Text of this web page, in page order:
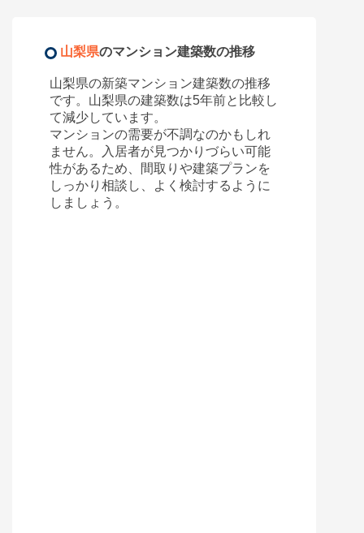
山梨県のマンション建築数の推移
山梨県の新築マンション建築数の推移
です。 山梨県の建築数は5年前と比較し
て減少しています。
マンションの需要が不調なのかもしれ
ません。入居者が見つかりづらい可能
性があるため、間取りや建築プランを
しっかり相談し、よく検討するように
しましょう。